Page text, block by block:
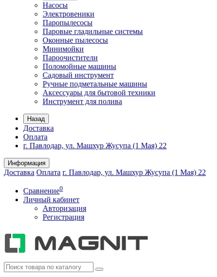
Насосы
Электровеники
Паропылесосы
Паровые гладильные системы
Оконные пылесосы
Минимойки
Пароочистители
Поломойные машины
Садовый инструмент
Ручные подметальные машины
Аксессуары для бытовой техники
Инструмент для полива
Назад
Доставка
Оплата
г. Павлодар, ул. Машхур Жусупа (1 Мая) 22
Информация
Доставка Оплата г. Павлодар, ул. Машхур Жусупа (1 Мая) 22
Сравнение0
Личный кабинет
Авторизация
Регистрация